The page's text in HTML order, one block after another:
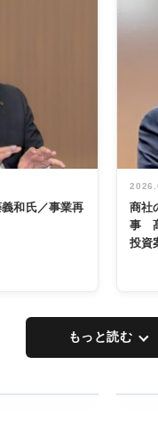
和氏／事業再
商社
事
投資
もっと読む